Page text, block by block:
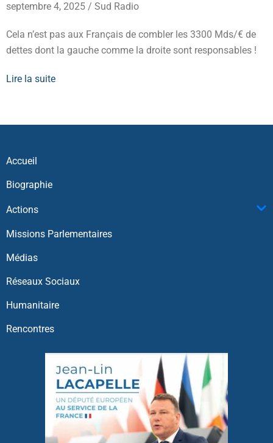
septembre 4, 2025 / Sud Radio
Cela n’est pas aux Français de combler les 3300 Mds/€ de
dettes dont la gauche comme la droite sont responsables !
Lire la suite
Accueil
Biographie
Actions
Missions Parlementaires
Médias
Réseaux Sociaux
Humanitaire
Rencontres